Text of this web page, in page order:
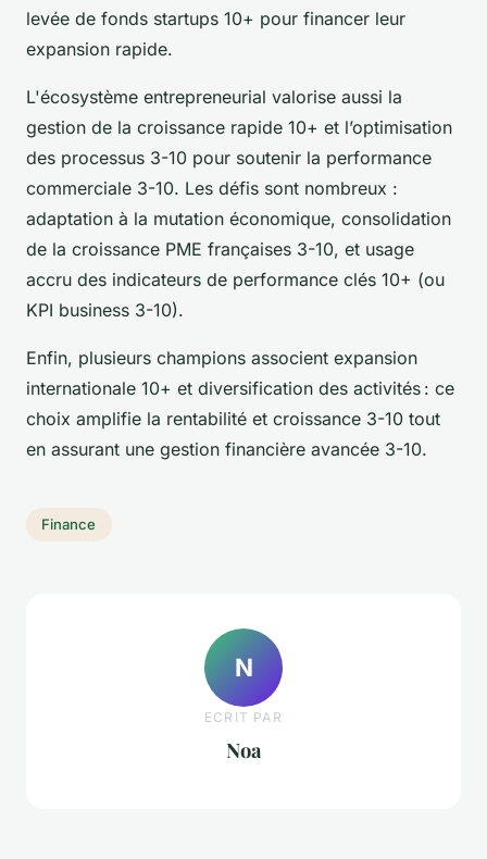
levée de fonds startups 10+ pour financer leur
expansion rapide.
L'écosystème entrepreneurial valorise aussi la
gestion de la croissance rapide 10+ et l’optimisation
des processus 3-10 pour soutenir la performance
commerciale 3-10. Les défis sont nombreux :
adaptation à la mutation économique, consolidation
de la croissance PME françaises 3-10, et usage
accru des indicateurs de performance clés 10+ (ou
KPI business 3-10).
Enfin, plusieurs champions associent expansion
internationale 10+ et diversification des activités : ce
choix amplifie la rentabilité et croissance 3-10 tout
en assurant une gestion financière avancée 3-10.
Finance
N
ECRIT PAR
Noa